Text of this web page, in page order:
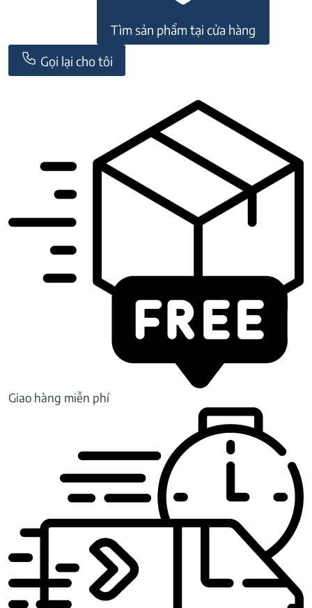
Tìm sản phẩm tại cửa hàng
Gọi lại cho tôi
Giao hàng miễn phí